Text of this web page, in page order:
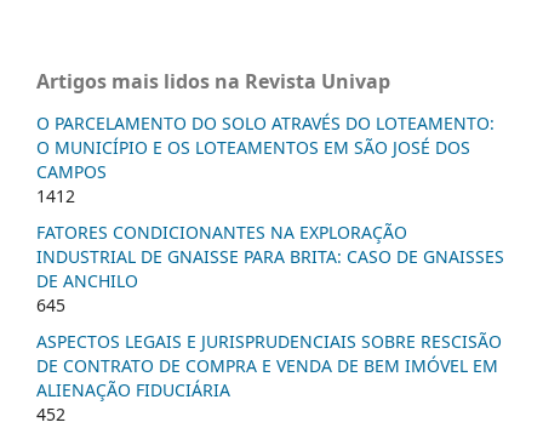
Artigos mais lidos na Revista Univap
O PARCELAMENTO DO SOLO ATRAVÉS DO LOTEAMENTO:
O MUNICÍPIO E OS LOTEAMENTOS EM SÃO JOSÉ DOS
CAMPOS
1412
FATORES CONDICIONANTES NA EXPLORAÇÃO
INDUSTRIAL DE GNAISSE PARA BRITA: CASO DE GNAISSES
DE ANCHILO
645
ASPECTOS LEGAIS E JURISPRUDENCIAIS SOBRE RESCISÃO
DE CONTRATO DE COMPRA E VENDA DE BEM IMÓVEL EM
ALIENAÇÃO FIDUCIÁRIA
452